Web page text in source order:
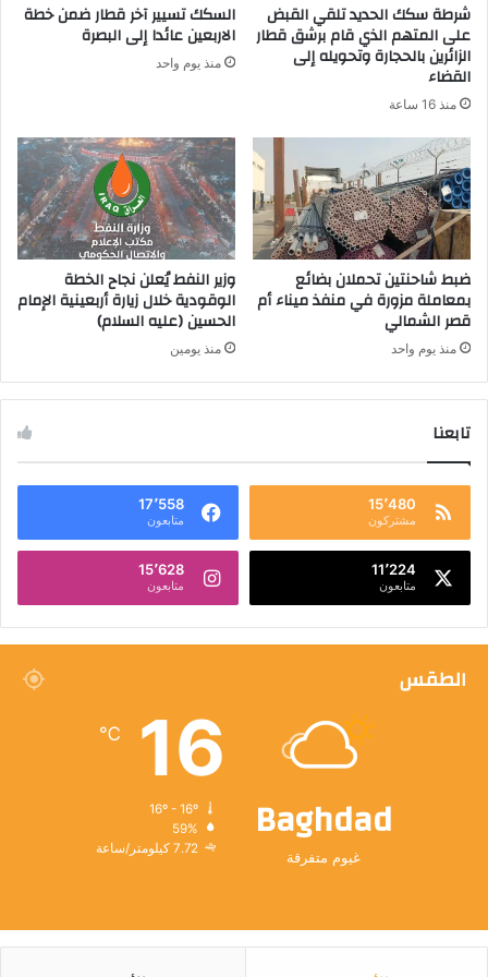
و
ن
ي
شرطة سكك الحديد تلقي القبض
على المتهم الذي قام برشق قطار
الزائرين بالحجارة وتحويله إلى
القضاء
منذ 16 ساعة
السكك تسيير آخر قطار ضمن خطة
الاربعين عائدا إلى البصرة
منذ يوم واحد
ضبط شاحنتين تحملان بضائع
بمعاملة مزورة في منفذ ميناء أم
قصر الشمالي
منذ يوم واحد
وزير النفط يُعلن نجاح الخطة
الوقودية خلال زيارة أربعينية الإمام
الحسين (عليه السلام)
منذ يومين
تابعنا
15٬480
مشتركون
17٬558
متابعون
11٬224
متابعون
15٬628
متابعون
الطقس
Baghdad
غيوم متفرقة
16
℃
59%
7.72 كيلومتر/ساعة